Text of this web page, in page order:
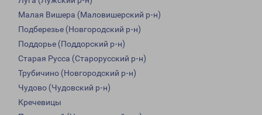
Малая Вишера (Маловишерский р-н)
Подберезье (Новгородский р-н)
Поддорье (Поддорский р-н)
Старая Русса (Старорусский р-н)
Трубичино (Новгородский р-н)
Чудово (Чудовский р-н)
Кречевицы